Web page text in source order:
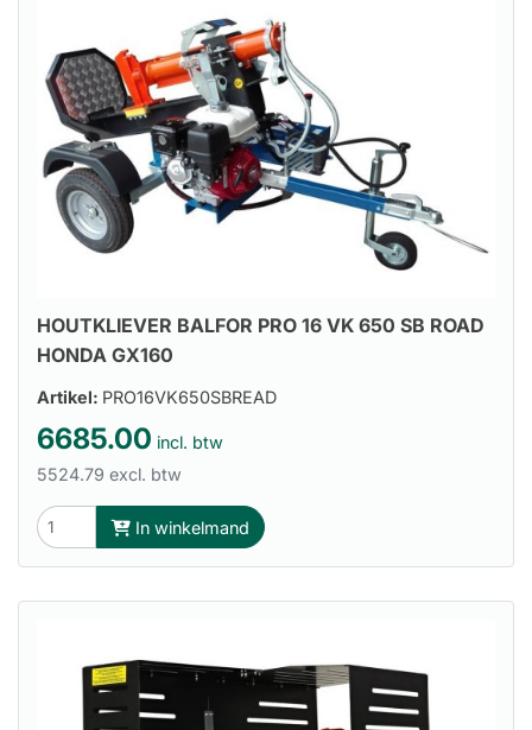
HOUTKLIEVER BALFOR PRO 16 VK 650 SB ROAD
HONDA GX160
Artikel: PRO16VK650SBREAD
6685.00 incl. btw
5524.79 excl. btw
In winkelmand